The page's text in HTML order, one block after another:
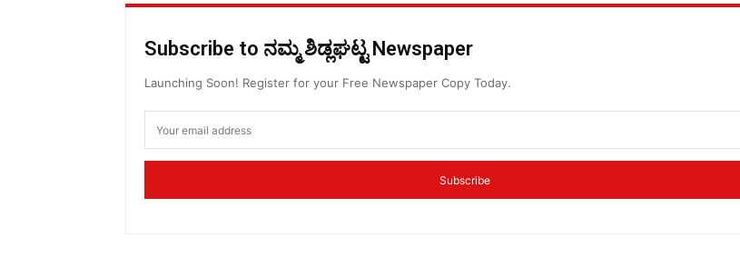
Subscribe to ನಮ್ಮ ಶಿಡ್ಲಘಟ್ಟ Newspaper
Launching Soon! Register for your Free Newspaper Copy Today.
Subscribe